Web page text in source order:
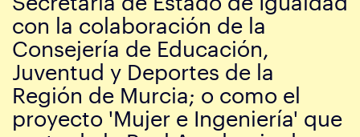
con la colaboración de la
Consejería de Educación,
Juventud y Deportes de la
Región de Murcia; o como el
proyecto 'Mujer e Ingeniería' que